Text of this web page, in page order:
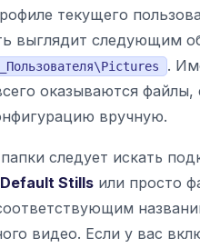
текущего
выглядит следующим
.
оказываются файлы,
вручную.
следует искать
Default Stills или просто
видео. Если у вас